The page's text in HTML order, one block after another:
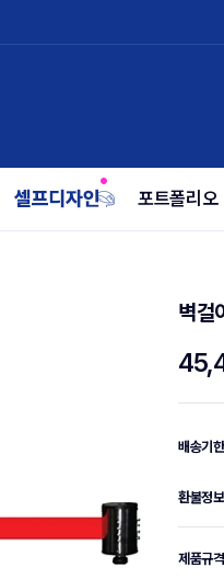
포트폴리오
벽걸
배송기한
환불정보
제품규격